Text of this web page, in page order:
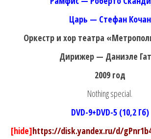
Царь — Стефан Кочан
Оркестр и хор театра
Дирижер — Даниэле
2009 год
Nothing special.
DVD-9+DVD-5 (10,2 Гб)
[hide]https://disk.yandex.ru/d/